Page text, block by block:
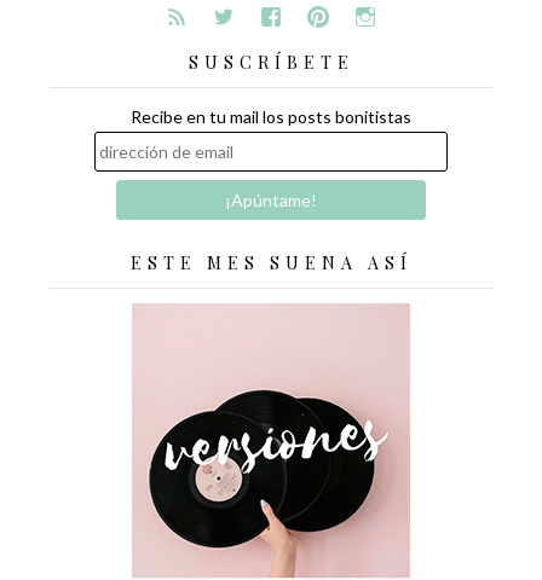
SUSCRÍBETE
Recibe en tu mail los posts bonitistas
ESTE MES SUENA ASÍ